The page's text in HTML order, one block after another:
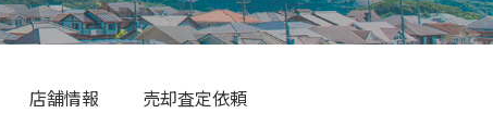
店舗情報
売却査定依頼